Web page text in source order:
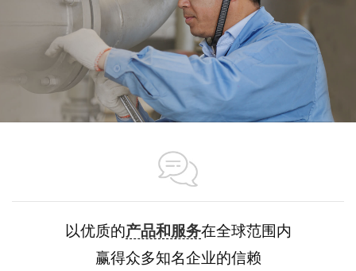
以优质的产品和服务在全球范围内
赢得众多知名企业的信赖